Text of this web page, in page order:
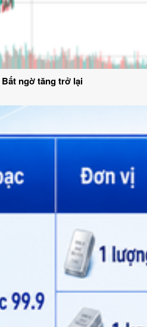
Bất ngờ tăng trở lại